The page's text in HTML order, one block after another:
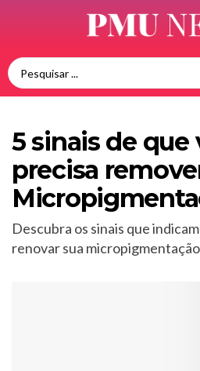
5 sinais de que
precisa
Descubra os sinais que
renovar sua